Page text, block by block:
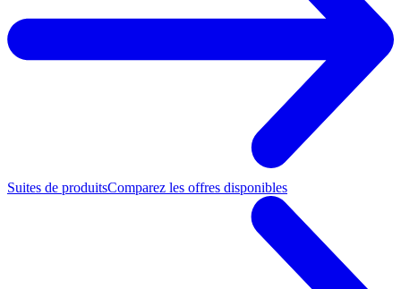
Suites de produitsComparez les offres disponibles